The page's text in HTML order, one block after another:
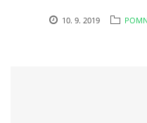
10. 9. 2019